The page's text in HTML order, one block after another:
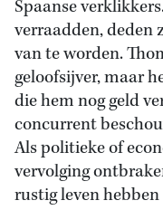
Spaanse
verraadden, deden
van te worden.
geloofsijver, maar
die hem nog geld
concurrent
Als politieke of
vervolging
rustig leven hebben